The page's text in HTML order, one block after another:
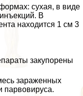
сухая, в виде
В
находится 1 см 3
закупорены
зараженных
парвовируса.